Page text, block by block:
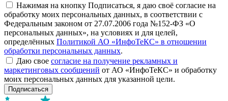
Нажимая на кнопку Подписаться, я даю своё согласие на
обработку моих персональных данных, в соответствии с
Федеральным законом от 27.07.2006 года №152-ФЗ «О
персональных данных», на условиях и для целей,
определённых Политикой АО «ИнфоТеКС» в отношении
обработки персональных данных.
Даю свое согласие на получение рекламных и
маркетинговых сообщений от АО «ИнфоТеКС» и обработку
моих персональных данных для указанной цели.
Подписаться